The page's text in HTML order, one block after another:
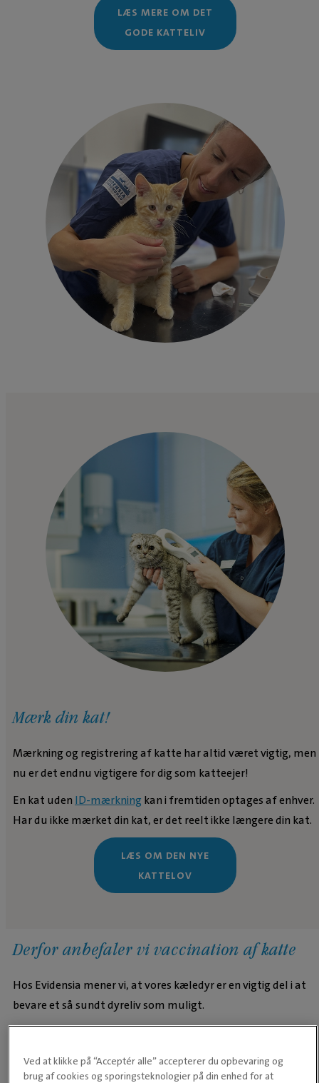
LÆS MERE OM DET
GODE KATTELIV
Mærk din kat!
Mærkning og registrering af katte har altid været vigtig, men
nu er det endnu vigtigere for dig som katteejer!
En kat uden ID-mærkning kan i fremtiden optages af enhver.
Har du ikke mærket din kat, er det reelt ikke længere din kat.
LÆS OM DEN NYE
KATTELOV
Derfor anbefaler vi vaccination af katte
Hos Evidensia mener vi, at vores kæledyr er en vigtig del i at
bevare et så sundt dyreliv som muligt.
Vaccinationen beskytter nemlig kæledyret imod enkelte
Man bidrager således til at forhindre at andre kæledyr
Ved at klikke på “Acceptér alle” accepterer du opbevaring og
brug af cookies og sporingsteknologier på din enhed for at